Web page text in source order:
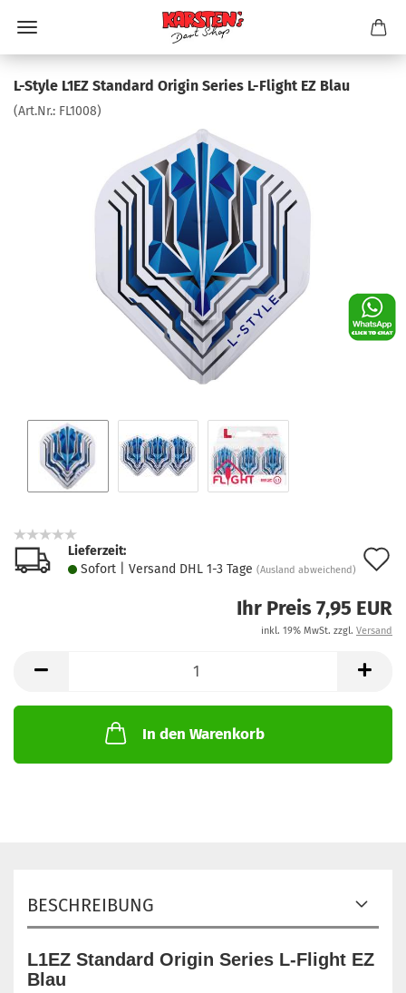
L-Style L1EZ Standard Origin Series L-Flight EZ Blau
(Art.Nr.: FL1008)
Lieferzeit:
Sofort | Versand DHL 1-3 Tage (Ausland abweichend)
Ihr Preis 7,95 EUR
inkl. 19% MwSt. zzgl. Versand
In den Warenkorb
BESCHREIBUNG
L1EZ Standard Origin Series L-Flight EZ
Blau